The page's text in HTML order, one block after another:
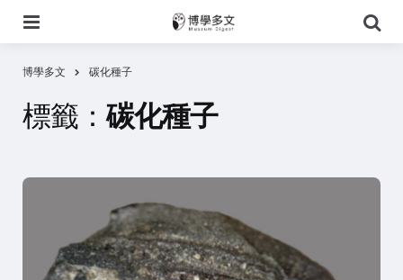
尋
博學多文 碳化種子
標籤：碳化種子